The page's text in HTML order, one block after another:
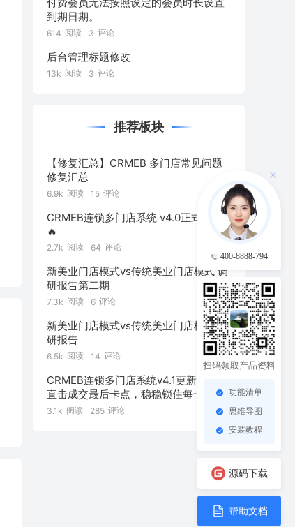
到期日期。
614 阅读 3 评论
后台管理标题修改
13k 阅读 3 评论
推荐板块
【修复汇总】CRMEB 多门店常见问题
修复汇总
6.9k 阅读 15 评论
CRMEB连锁多门店系统 v4.0正式发布
🔥
2.7k 阅读 64 评论
新美业门店模式vs传统美业门店模式 调
研报告第二期
7.3k 阅读 6 评论
新美业门店模式vs传统美业门店模式 调
研报告
6.5k 阅读 14 评论
CRMEB连锁多门店系统v4.1更新预告：
直击成交最后卡点，稳稳锁住每一笔订
单！
3.1k 阅读 285 评论
400-8888-794
扫码领取产品资料
功能清单
思维导图
安装教程
源码下载
帮助文档